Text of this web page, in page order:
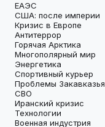
ЕАЭС
США: после империи
Кризис в Европе
Антитеррор
Горячая Арктика
Многополярный мир
Энергетика
Спортивный курьер
Проблемы Закавказья
СВО
Иранский кризис
Технологии
Военная индустрия